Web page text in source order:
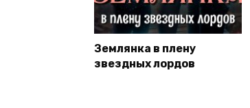
Землянка в плену
звездных лордов